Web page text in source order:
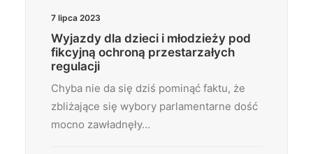
7 lipca 2023
Wyjazdy dla dzieci i młodzieży pod
fikcyjną ochroną przestarzałych
regulacji
Chyba nie da się dziś pominąć faktu, że
zbliżające się wybory parlamentarne dość
mocno zawładnęły…